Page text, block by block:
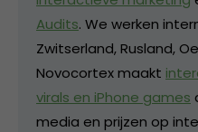
Audits. We werken
Zwitserland, Rusland,
Novocortex maakt
virals en iPhone games
media en prijzen op